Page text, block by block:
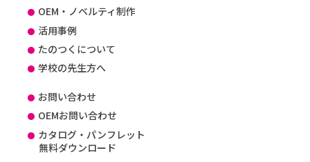
OEM・ノベルティ制作
活用事例
たのつくについて
学校の先生方へ
お問い合わせ
OEMお問い合わせ
カタログ・パンフレット
無料ダウンロード